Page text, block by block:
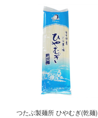
つたぶ製麺所 ひやむぎ(乾麺)